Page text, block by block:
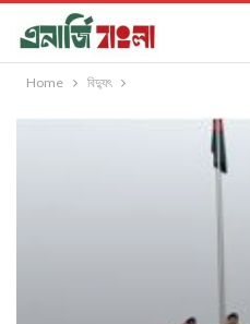
Home বিদ্যুৎ